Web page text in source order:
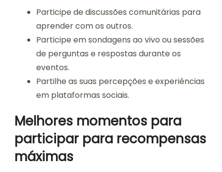
Participe de discussões comunitárias para
aprender com os outros.
Participe em sondagens ao vivo ou sessões
de perguntas e respostas durante os
eventos.
Partilhe as suas percepções e experiências
em plataformas sociais.
Melhores momentos para
participar para recompensas
máximas